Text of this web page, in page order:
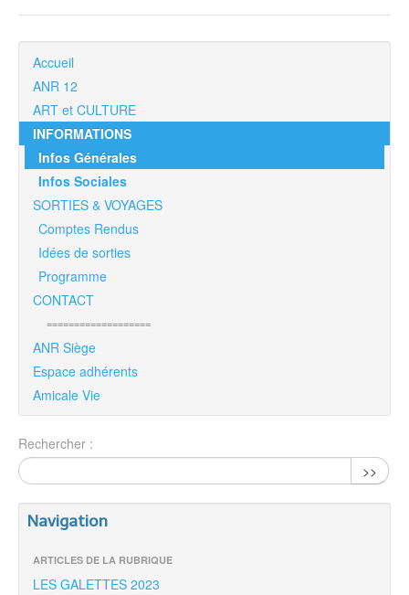
Accueil
ANR 12
ART et CULTURE
INFORMATIONS
Infos Générales
Infos Sociales
SORTIES & VOYAGES
Comptes Rendus
Idées de sorties
Programme
CONTACT
===================
ANR Siège
Espace adhérents
Amicale Vie
Rechercher :
>>
Navigation
ARTICLES DE LA RUBRIQUE
LES GALETTES 2023